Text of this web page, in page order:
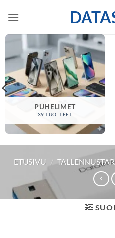
PUHELIMET
39 TUOTTEET
ETUSIVU /